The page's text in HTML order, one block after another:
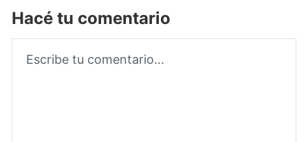
Hacé tu comentario